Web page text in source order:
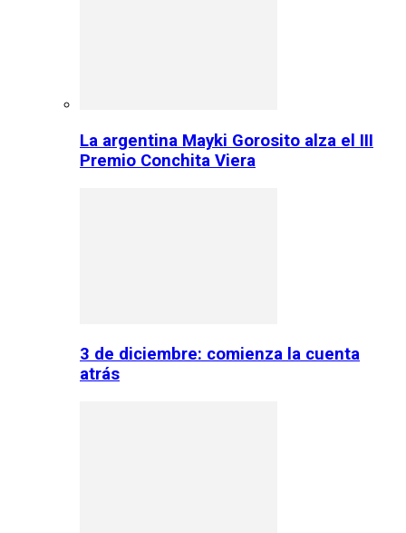
La argentina Mayki Gorosito alza el III
Premio Conchita Viera
3 de diciembre: comienza la cuenta
atrás